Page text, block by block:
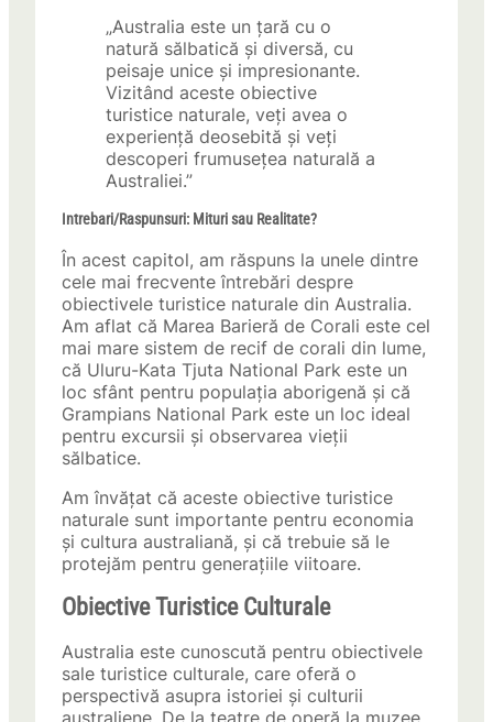
„Australia este un țară cu o
natură sălbatică și diversă, cu
peisaje unice și impresionante.
Vizitând aceste obiective
turistice naturale, veți avea o
experiență deosebită și veți
descoperi frumusețea naturală a
Australiei.”
Intrebari/Raspunsuri: Mituri sau Realitate?
În acest capitol, am răspuns la unele dintre
cele mai frecvente întrebări despre
obiectivele turistice naturale din Australia.
Am aflat că Marea Barieră de Corali este cel
mai mare sistem de recif de corali din lume,
că Uluru-Kata Tjuta National Park este un
loc sfânt pentru populația aborigenă și că
Grampians National Park este un loc ideal
pentru excursii și observarea vieții
sălbatice.
Am învățat că aceste obiective turistice
naturale sunt importante pentru economia
și cultura australiană, și că trebuie să le
protejăm pentru generațiile viitoare.
Obiective Turistice Culturale
Australia este cunoscută pentru obiectivele
sale turistice culturale, care oferă o
perspectivă asupra istoriei și culturii